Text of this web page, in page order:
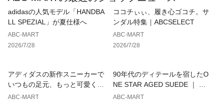
(個人差がございますので、あくまでも目安とお考え下さい。)
adidasの人気モデル「HANDBA
LL SPEZIAL」が夏仕様へ
ABC-MART
2026/7/28
ココチぃぃ、履き心ゴコチ。サ
ンダル特集｜ABCSELECT
ABC-MART
2026/7/28
アディダスの新作スニーカーで
いつもの足元、もっと可愛くア
ップデート
ABC-MART
90年代のディテールを宿したO
NE STAR AGED SUEDE ｜ コ
ンバース
ABC-MART